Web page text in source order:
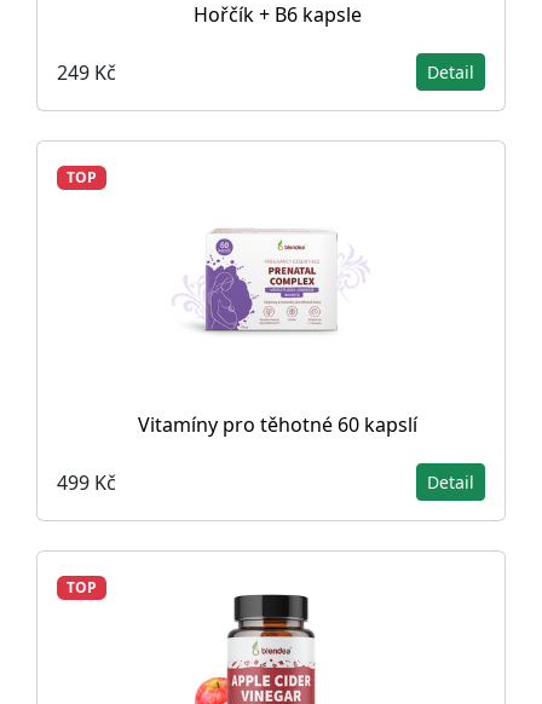
Hořčík + B6 kapsle
249 Kč Detail
TOP
Vitamíny pro těhotné 60 kapslí
499 Kč Detail
TOP